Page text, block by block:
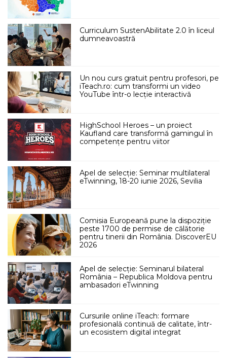
Curriculum SustenAbilitate 2.0 în liceul
dumneavoastră
Un nou curs gratuit pentru profesori, pe
iTeach.ro: cum transformi un video
YouTube într-o lecție interactivă
HighSchool Heroes – un proiect
Kaufland care transformă gamingul în
competențe pentru viitor
Apel de selecție: Seminar multilateral
eTwinning, 18-20 iunie 2026, Sevilia
Comisia Europeană pune la dispoziție
peste 1700 de permise de călătorie
pentru tinerii din România. DiscoverEU
2026
Apel de selecție: Seminarul bilateral
România – Republica Moldova pentru
ambasadori eTwinning
Cursurile online iTeach: formare
profesională continuă de calitate, într-
un ecosistem digital integrat